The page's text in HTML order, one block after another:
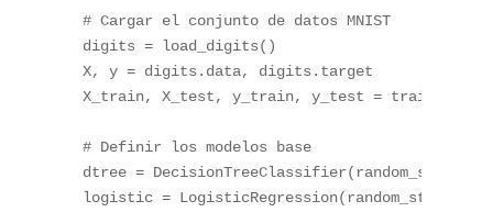
# Cargar el conjunto de datos MNIST
digits = load_digits( )
X, y = digits . data, digits . target
X_train, X_test, y_train, y_test =
# Definir los modelos base
dtree = DecisionTreeClassifier(random_state
logistic = LogisticRegression(random_state